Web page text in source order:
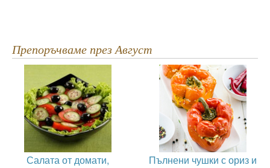
Препоръчваме през Август
Салата от домати,
Пълнени чушки с ориз и